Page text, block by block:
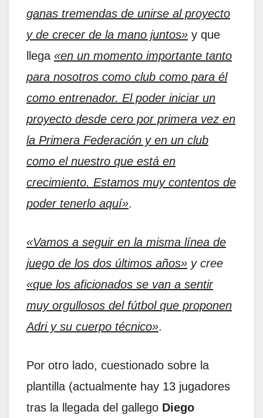
ganas tremendas de unirse al proyecto
y de crecer de la mano juntos» y que
llega «en un momento importante tanto
para nosotros como club como para él
como entrenador. El poder iniciar un
proyecto desde cero por primera vez en
la Primera Federación y en un club
como el nuestro que está en
crecimiento. Estamos muy contentos de
poder tenerlo aquí».
«Vamos a seguir en la misma línea de
juego de los dos últimos años» y cree
«que los aficionados se van a sentir
muy orgullosos del fútbol que proponen
Adri y su cuerpo técnico».
Por otro lado, cuestionado sobre la
plantilla (actualmente hay 13 jugadores
tras la llegada del gallego Diego